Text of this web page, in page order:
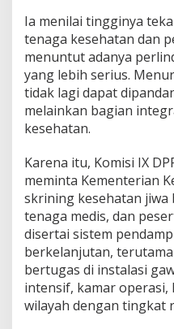
n
R
e
f
r
m
a
S
i
t
e
m
Ia menilai tingginya
tenaga kesehatan dan
menuntut adanya
yang lebih serius.
tidak lagi dapat
melainkan bagian
kesehatan.
Karena itu, Komisi IX
meminta Kementerian
skrining kesehatan jiwa
tenaga medis, dan
disertai sistem
berkelanjutan,
bertugas di instalasi
intensif, kamar operasi,
wilayah dengan tingkat